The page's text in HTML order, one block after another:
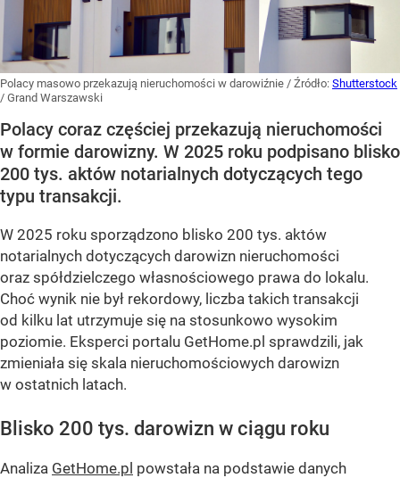
Polacy masowo przekazują nieruchomości w darowiźnie / Źródło: Shutterstock
/ Grand Warszawski
Polacy coraz częściej przekazują nieruchomości
w formie darowizny. W 2025 roku podpisano blisko
200 tys. aktów notarialnych dotyczących tego
typu transakcji.
W 2025 roku sporządzono blisko 200 tys. aktów
notarialnych dotyczących darowizn nieruchomości
oraz spółdzielczego własnościowego prawa do lokalu.
Choć wynik nie był rekordowy, liczba takich transakcji
od kilku lat utrzymuje się na stosunkowo wysokim
poziomie. Eksperci portalu GetHome.pl sprawdzili, jak
zmieniała się skala nieruchomościowych darowizn
w ostatnich latach.
Blisko 200 tys. darowizn w ciągu roku
Analiza GetHome.pl powstała na podstawie danych